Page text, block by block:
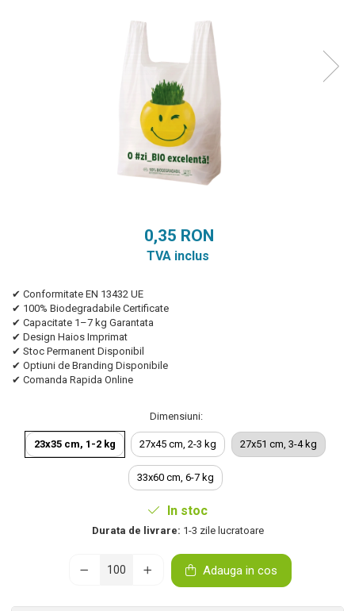
0,35 RON
TVA inclus
✔ Conformitate EN 13432 UE
✔ 100% Biodegradabile Certificate
✔ Capacitate 1–7 kg Garantata
✔ Design Haios Imprimat
✔ Stoc Permanent Disponibil
✔ Optiuni de Branding Disponibile
✔ Comanda Rapida Online
Dimensiuni:
23x35 cm, 1-2 kg 27x45 cm, 2-3 kg 27x51 cm, 3-4 kg
33x60 cm, 6-7 kg
In stoc
Durata de livrare: 1-3 zile lucratoare
Adauga in cos